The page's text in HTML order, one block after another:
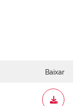
Baixar
WORD